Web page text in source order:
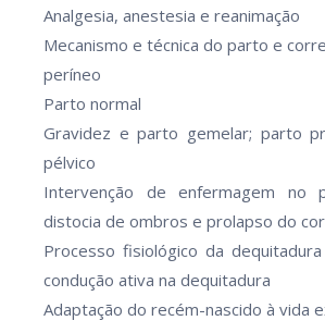
Analgesia, anestesia e reanimação
Mecanismo e técnica do parto e
períneo
Parto normal
Gravidez e parto gemelar; parto
pélvico
Intervenção de enfermagem no
distocia de ombros e prolapso do
Processo fisiológico da
condução ativa na dequitadura
Adaptação do recém-nascido à vida